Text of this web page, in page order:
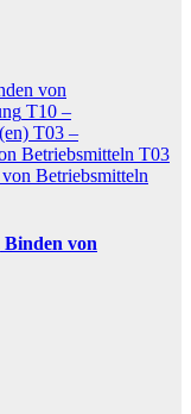
von
T10 –
T03 –
Betriebsmitteln T03
Betriebsmitteln
von